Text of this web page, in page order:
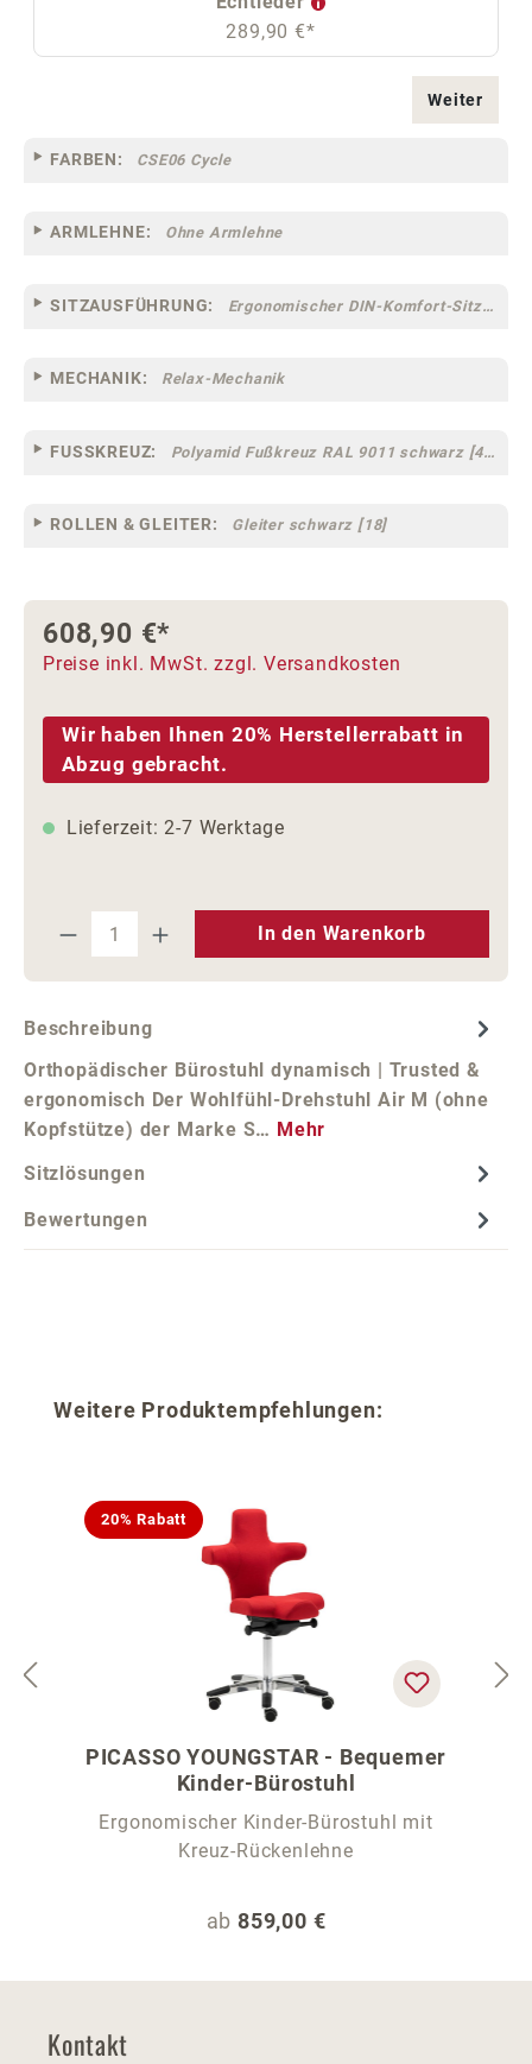
289,90 €*
Weiter
FARBEN: CSE06 Cycle
ARMLEHNE: Ohne Armlehne
SITZAUSFÜHRUNG: Ergonomischer DIN-Komfort-Sitz [75]
MECHANIK: Relax-Mechanik
FUSSKREUZ: Polyamid Fußkreuz RAL 9011 schwarz [44]
ROLLEN & GLEITER: Gleiter schwarz [18]
608,90 €*
Preise inkl. MwSt. zzgl. Versandkosten
Wir haben Ihnen 20% Herstellerrabatt in
Abzug gebracht.
Lieferzeit: 2-7 Werktage
Produkt Anzahl: Gib den
In den Warenkorb
Beschreibung
Orthopädischer Bürostuhl dynamisch | Trusted &
ergonomisch Der Wohlfühl-Drehstuhl Air M (ohne
Kopfstütze) der Marke S… Mehr
Sitzlösungen
Bewertungen
Produktgalerie überspringen
Weitere Produktempfehlungen:
20% Rabatt
PICASSO YOUNGSTAR - Bequemer
Kinder-Bürostuhl
Ergonomischer Kinder-Bürostuhl mit
Kreuz-Rückenlehne
Regulärer Preis:
ab 859,00 €
Kontakt